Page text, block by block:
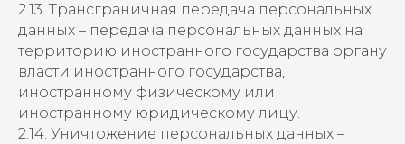
2.13. Трансграничная передача персональных
данных – передача персональных данных на
территорию иностранного государства органу
власти иностранного государства,
иностранному физическому или
иностранному юридическому лицу.
2.14. Уничтожение персональных данных –